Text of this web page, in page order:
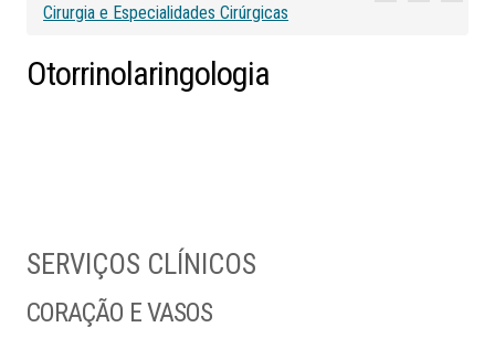
Cirurgia e Especialidades Cirúrgicas
Otorrinolaringologia
SERVIÇOS CLÍNICOS
CORAÇÃO E VASOS